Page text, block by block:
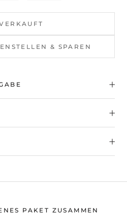
& SPAREN
PAKET ZUSAMMEN